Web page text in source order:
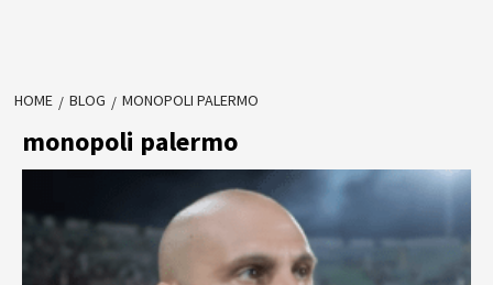
HOME BLOG MONOPOLI PALERMO
monopoli palermo